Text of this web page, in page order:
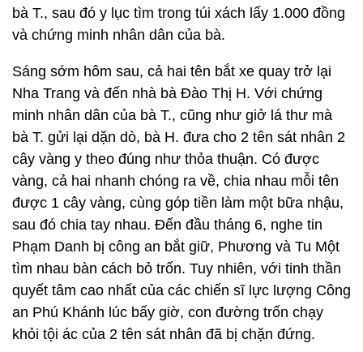
bà T., sau đó y lục tìm trong túi xách lấy 1.000 đồng
và chứng minh nhân dân của bà.
Sáng sớm hôm sau, cả hai tên bắt xe quay trở lại
Nha Trang và đến nhà bà Đào Thị H. Với chứng
minh nhân dân của bà T., cũng như giở lá thư mà
bà T. gửi lại dặn dò, bà H. đưa cho 2 tên sát nhân 2
cây vàng y theo đúng như thỏa thuận. Có được
vàng, cả hai nhanh chóng ra về, chia nhau mỗi tên
được 1 cây vàng, cùng góp tiền làm một bữa nhậu,
sau đó chia tay nhau. Đến đầu tháng 6, nghe tin
Phạm Danh bị công an bắt giữ, Phương và Tu Một
tìm nhau bàn cách bỏ trốn. Tuy nhiên, với tinh thần
quyết tâm cao nhất của các chiến sĩ lực lượng Công
an Phú Khánh lúc bấy giờ, con đường trốn chạy
khỏi tội ác của 2 tên sát nhân đã bị chặn đứng.